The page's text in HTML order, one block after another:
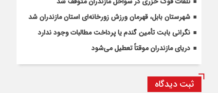
شهرستان بابل، قهرمان ورزش زورخانه‌ای استان مازندران شد
نگرانی بابت تأمین گندم یا پرداخت مطالبات وجود ندارد
دریای مازندران موقتاً تعطیل می‌شود
ثبت دیدگاه